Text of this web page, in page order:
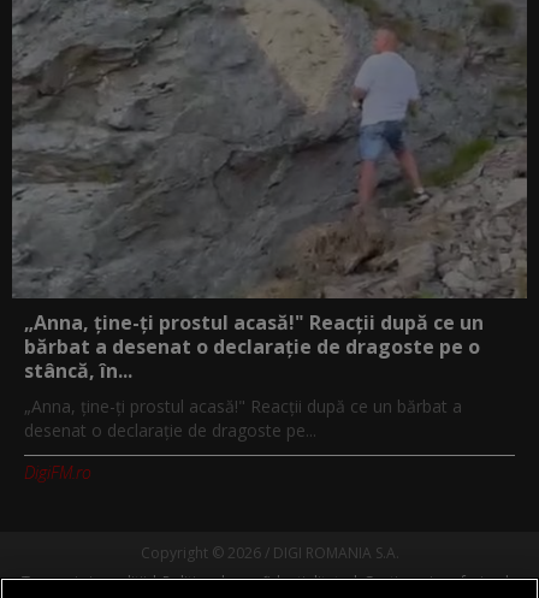
„Anna, ţine-ţi prostul acasă!" Reacţii după ce un
bărbat a desenat o declaraţie de dragoste pe o
stâncă, în...
„Anna, ţine-ţi prostul acasă!" Reacţii după ce un bărbat a
desenat o declaraţie de dragoste pe...
DigiFM.ro
Copyright © 2026 / DIGI ROMANIA S.A.
Termeni si conditii
Politica de confidentialitate Gestionați preferințele